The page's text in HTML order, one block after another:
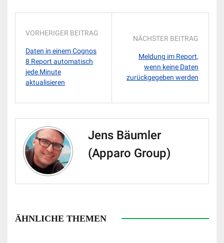
VORHERIGER BEITRAG
Daten in einem Cognos
8 Report automatisch
jede Minute
aktualisieren
NÄCHSTER BEITRAG
Meldung im Report,
wenn keine Daten
zurückgegeben werden
Jens Bäumler
(Apparo Group)
ÄHNLICHE THEMEN